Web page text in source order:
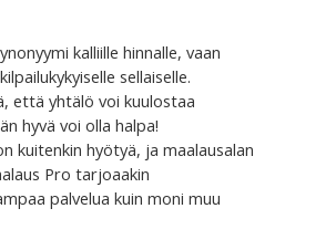
kalliille hinnalle, vaan
sellaiselle.
että yhtälö voi kuulostaa
hyvä voi olla halpa!
kuitenkin hyötyä, ja maalausalan
Pro tarjoaakin
palvelua kuin moni muu